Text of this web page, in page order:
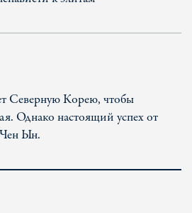
Северную Корею, чтобы
Однако настоящий успех от
Ын.